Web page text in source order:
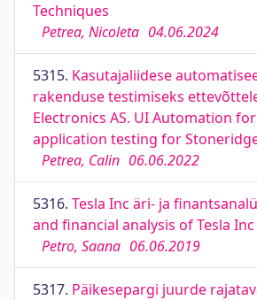
Techniques
Petrea, Nicoleta 04.06.2024
5315. Kasutajaliidese
rakenduse testimiseks
Electronics AS. UI Automation for
application testing for
Petrea, Calin 06.06.2022
5316. Tesla Inc äri- ja
and financial analysis of Tesla Inc
Petro, Saana 06.06.2019
5317. Päikesepargi juurde